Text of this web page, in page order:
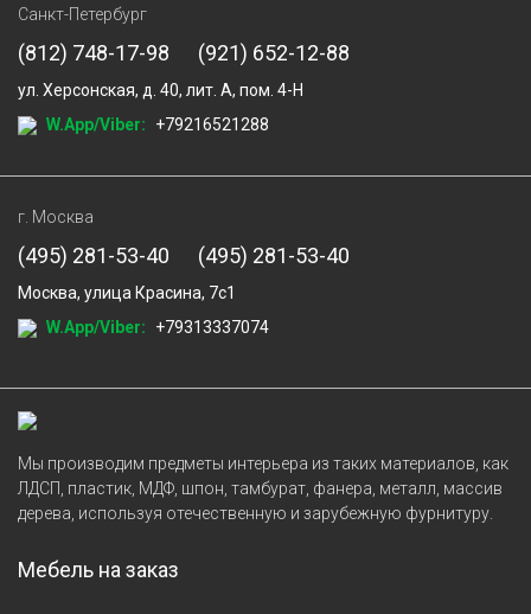
Санкт-Петербург
(812) 748-17-98 (921) 652-12-88
ул. Херсонская, д. 40, лит. А, пом. 4-Н
W.App/Viber:
+79216521288
г. Москва
(495) 281-53-40 (495) 281-53-40
Москва, улица Красина, 7с1
W.App/Viber:
+79313337074
Мы производим предметы интерьера из таких материалов, как
ЛДСП, пластик, МДФ, шпон, тамбурат, фанера, металл, массив
дерева, используя отечественную и зарубежную фурнитуру.
Мебель на заказ